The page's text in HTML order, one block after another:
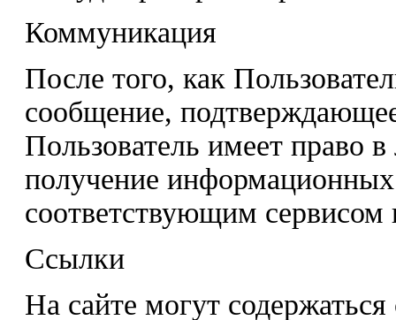
Коммуникация
После того, как
сообщение,
Пользователь имеет право
получение
соответствующим сервисом
Ссылки
На сайте могут